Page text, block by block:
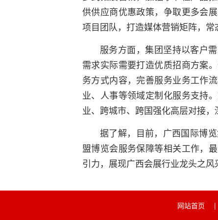
供供应商优惠政策，争取更多会
项目团队，打造媒体营销矩阵，常
服务方面，集团坚持以客户
需求实际需要打造优质招商方案
务方式内容，完善服务业务工作
业、人事等领域定制化服务支持
业、跨城市、跨国强化高层对接，
据了解，目前，广西国际博
盟博览会服务保障等相关工作，
引力，展现广西会展行业龙头之风
网站首页 |